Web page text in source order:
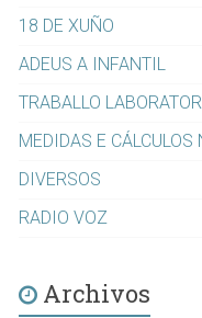
18 DE XUÑO
ADEUS A INFANTIL
TRABALLO
MEDIDAS E CÁLCULOS
DIVERSOS
RADIO VOZ
Archivos